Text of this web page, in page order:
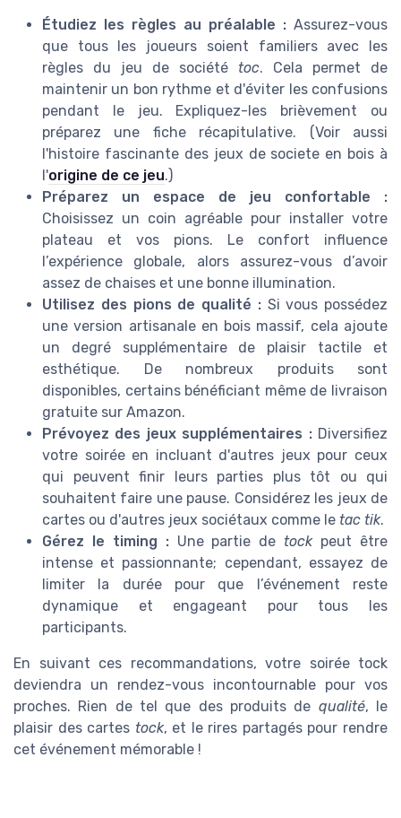
Étudiez les règles au préalable : Assurez-vous
que tous les joueurs soient familiers avec les
règles du jeu de société toc. Cela permet de
maintenir un bon rythme et d'éviter les confusions
pendant le jeu. Expliquez-les brièvement ou
préparez une fiche récapitulative. (Voir aussi
l'histoire fascinante des jeux de societe en bois à
l'origine de ce jeu.)
Préparez un espace de jeu confortable :
Choisissez un coin agréable pour installer votre
plateau et vos pions. Le confort influence
l’expérience globale, alors assurez-vous d’avoir
assez de chaises et une bonne illumination.
Utilisez des pions de qualité :Si vous possédez
une version artisanale en bois massif, cela ajoute
un degré supplémentaire de plaisir tactile et
esthétique. De nombreux produits sont
disponibles, certains bénéficiant même de livraison
gratuite sur Amazon.
Prévoyez des jeux supplémentaires :Diversifiez
votre soirée en incluant d'autres jeux pour ceux
qui peuvent finir leurs parties plus tôt ou qui
souhaitent faire une pause. Considérez les jeux de
cartes ou d'autres jeux sociétaux comme le tac tik.
Gérez le timing :Une partie de tockpeut être
intense et passionnante; cependant, essayez de
limiter la durée pour que l’événement reste
dynamique et engageant pour tous les
participants.
En suivant ces recommandations, votre soirée tock
deviendra un rendez-vous incontournable pour vos
proches. Rien de tel que des produits de qualité, le
plaisir des cartes tock, et le rires partagés pour rendre
cet événement mémorable !